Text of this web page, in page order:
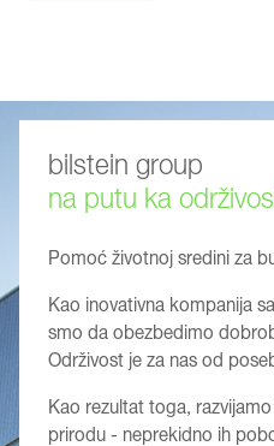
bilstein group
na putu ka
Pomoć životnoj sredini za
Kao inovativna kompanija
smo da obezbedimo
Održivost je za nas od
Kao rezultat toga,
prirodu - neprekidno ih